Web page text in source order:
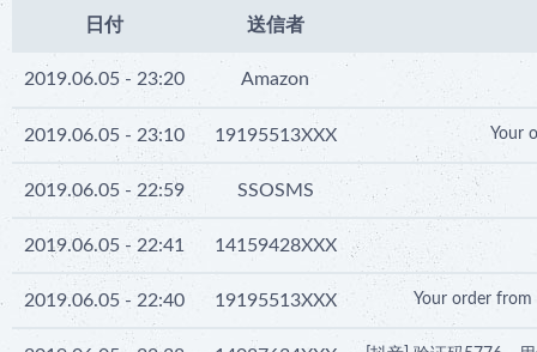
日付 送信者
2019.06.05 - 23:20 Amazon
2019.06.05 - 23:10 19195513XXX Your
2019.06.05 - 22:59 SSOSMS
2019.06.05 - 22:41 14159428XXX
2019.06.05 - 22:40 19195513XXX Your order from